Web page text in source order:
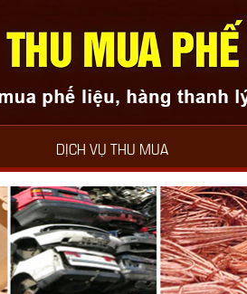
DỊCH VỤ THU MUA